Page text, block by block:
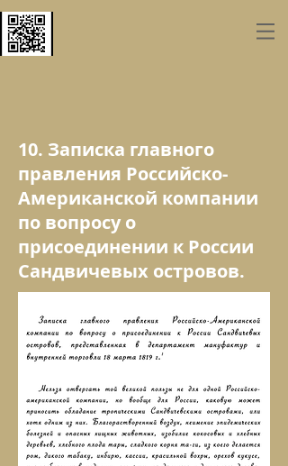
10. Записка главного
правления Российско-
Американской компании
по вопросу о
присоединении к России
Сандвичевых островов.